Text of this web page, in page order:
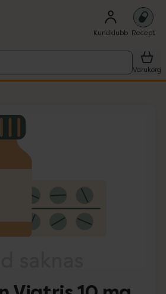
Kundklubb Recept
Varukorg
1 objekt.